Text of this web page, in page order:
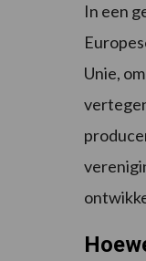
In een
Unie,